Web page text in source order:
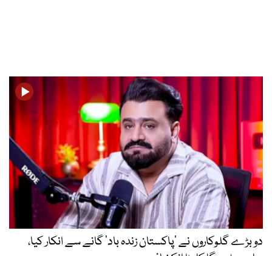
دو بڑے گلوکاروں نے ’پاکستان زندہ باد‘ گانے سے انکار کیا،